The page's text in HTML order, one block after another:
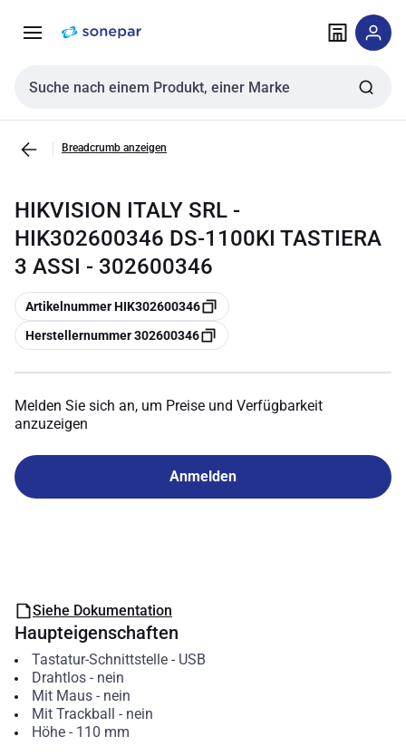
NavigationInhalt
Sucheingabe
Breadcrumb anzeigen
HIKVISION ITALY SRL -
HIK302600346 DS-1100KI TASTIERA
3 ASSI - 302600346
Kopieren
Artikelnummer HIK302600346
Kopieren
Herstellernummer 302600346
Melden Sie sich an, um Preise und Verfügbarkeit
anzuzeigen
Anmelden
Siehe Dokumentation
Haupteigenschaften
Tastatur-Schnittstelle- USB
Drahtlos- nein
Mit Maus- nein
Mit Trackball - nein
Höhe- 110 mm